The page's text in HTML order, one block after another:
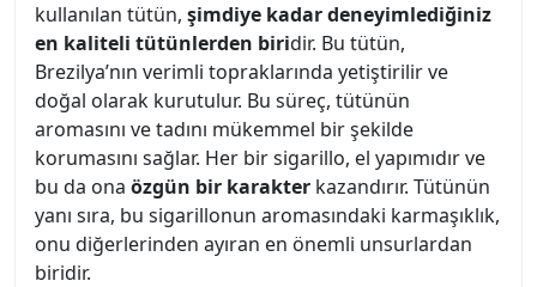
kullanılan tütün, şimdiye kadar deneyimlediğiniz
en kaliteli tütünlerden biridir. Bu tütün,
Brezilya’nın verimli topraklarında yetiştirilir ve
doğal olarak kurutulur. Bu süreç, tütünün
aromasını ve tadını mükemmel bir şekilde
korumasını sağlar. Her bir sigarillo, el yapımıdır ve
bu da ona özgün bir karakter kazandırır. Tütünün
yanı sıra, bu sigarillonun aromasındaki karmaşıklık,
onu diğerlerinden ayıran en önemli unsurlardan
biridir.